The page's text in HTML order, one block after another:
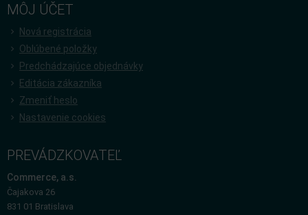
MÔJ ÚČET
Nová registrácia
Oblúbené položky
Predchádzajúce objednávky
Editácia zákazníka
Zmeniť heslo
Nastavenie cookies
PREVÁDZKOVATEĽ
Commerce, a.s.
Čajakova 26
831 01 Bratislava